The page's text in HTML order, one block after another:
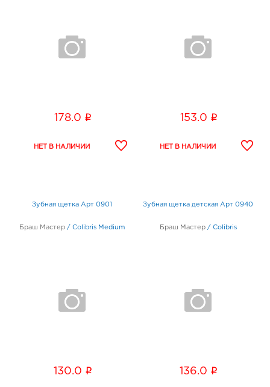
178.0 i 153.0 i
Зубная щетка Арт 0901
Браш Мастер / Colibris Medium
130.0 i
Зубная щетка детская Арт 0940
Браш Мастер / Colibris
136.0 i